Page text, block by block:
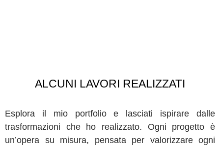
ALCUNI LAVORI REALIZZATI
Esplora il mio portfolio e lasciati ispirare dalle
trasformazioni che ho realizzato. Ogni progetto è
un’opera su misura, pensata per valorizzare ogni